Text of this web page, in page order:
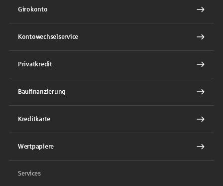
Girokonto
Kontowechselservice
Privatkredit
Baufinanzierung
Kreditkarte
Wertpapiere
Services